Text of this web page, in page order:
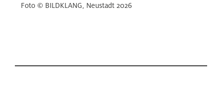
Foto © BILDKLANG, Neustadt 2026